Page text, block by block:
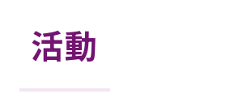
活動